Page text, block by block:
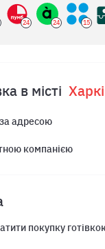
24 24 15
в місті
адресою
компанією
покупку